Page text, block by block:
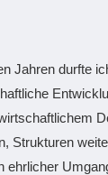
Jahren durfte
Strukturen
ehrlicher